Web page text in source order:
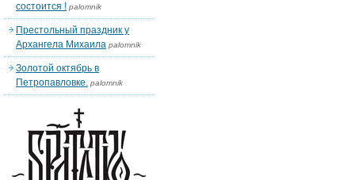
состоится ! palomnik
Престольный праздник у
Архангела Михаила palomnik
Золотой октябрь в
Петропавловке. palomnik